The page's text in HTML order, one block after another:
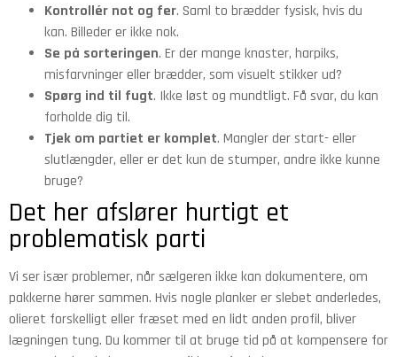
Kontrollér not og fer. Saml to brædder fysisk, hvis du
kan. Billeder er ikke nok.
Se på sorteringen. Er der mange knaster, harpiks,
misfarvninger eller brædder, som visuelt stikker ud?
Spørg ind til fugt. Ikke løst og mundtligt. Få svar, du kan
forholde dig til.
Tjek om partiet er komplet. Mangler der start- eller
slutlængder, eller er det kun de stumper, andre ikke kunne
bruge?
Det her afslører hurtigt et
problematisk parti
Vi ser især problemer, når sælgeren ikke kan dokumentere, om
pakkerne hører sammen. Hvis nogle planker er slebet anderledes,
olieret forskelligt eller fræset med en lidt anden profil, bliver
lægningen tung. Du kommer til at bruge tid på at kompensere for